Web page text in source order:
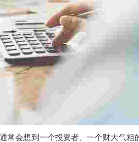
常会想到一个投资者、一个财大气粗